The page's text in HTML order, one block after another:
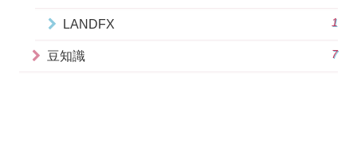
LANDFX 1
豆知識 7